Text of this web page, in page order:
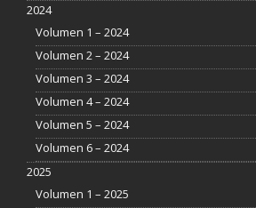
2024
Volumen 1 – 2024
Volumen 2 – 2024
Volumen 3 – 2024
Volumen 4 – 2024
Volumen 5 – 2024
Volumen 6 – 2024
2025
Volumen 1 – 2025